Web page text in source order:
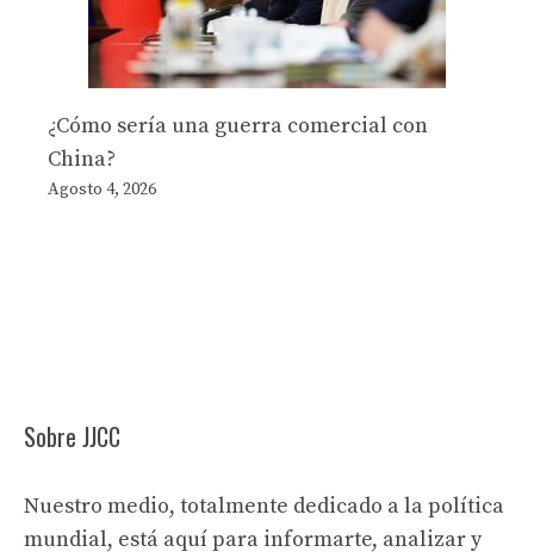
¿Cómo sería una guerra comercial con
China?
Agosto 4, 2026
Sobre JJCC
Nuestro medio, totalmente dedicado a la política
mundial, está aquí para informarte, analizar y